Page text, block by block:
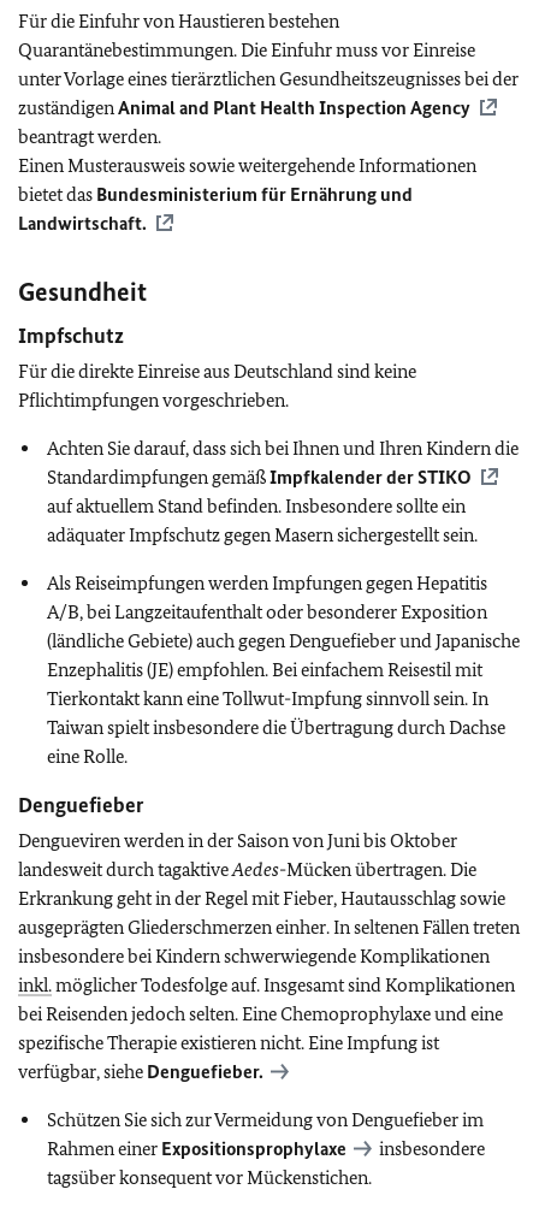
Für die Einfuhr von Haustieren bestehen
Quarantänebestimmungen. Die Einfuhr muss vor Einreise
unter Vorlage eines tierärztlichen Gesundheitszeugnisses bei der
zuständigenAnimal and Plant Health Inspection Agency
beantragt werden.
Einen Musterausweis sowie weitergehende Informationen
bietet das Bundesministerium für Ernährung und
Landwirtschaft.
Gesundheit
Impfschutz
Für die direkte Einreise aus Deutschland sind keine
Pflichtimpfungen vorgeschrieben.
Achten Sie darauf, dass sich bei Ihnen und Ihren Kindern die
Standardimpfungen gemäßImpfkalender derSTIKO
auf aktuellem Stand befinden. Insbesondere sollte ein
adäquater Impfschutz gegen Masern sichergestellt sein.
Als Reiseimpfungen werden Impfungen gegen Hepatitis
A/B, bei Langzeitaufenthalt oder besonderer Exposition
(ländliche Gebiete) auch gegen Denguefieber undJapanische
Enzephalitis (JE)empfohlen. Bei einfachem Reisestil mit
Tierkontakt kann eine Tollwut-Impfung sinnvoll sein. In
Taiwan spielt insbesondere die Übertragung durch Dachse
eine Rolle.
Denguefieber
Dengueviren werden in der Saison von Juni bis Oktober
landesweit durch tagaktiveAedes-Mücken übertragen. Die
Erkrankung geht in der Regel mit Fieber, Hautausschlag sowie
ausgeprägten Gliederschmerzen einher. In seltenen Fällen treten
insbesondere bei Kindern schwerwiegende Komplikationen
inkl.möglicher Todesfolge auf. Insgesamt sind Komplikationen
bei Reisenden jedoch selten. Eine Chemoprophylaxe und eine
spezifische Therapie existieren nicht. Eine Impfung ist
verfügbar, siehe Denguefieber.
Schützen Sie sich zur Vermeidung von Denguefieber im
Rahmen einer Expositionsprophylaxe
insbesondere
tagsüber konsequent vor Mückenstichen.